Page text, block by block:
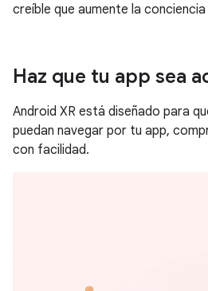
creíble que aumente la
Haz que tu app sea
Android XR está diseñado para
puedan navegar por tu app,
con facilidad.